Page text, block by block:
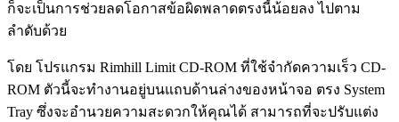
ก็จะเป็นการช่วยลดโอกาสข้อผิดพลาดตรงนี้น้อยลง ไปตาม
ลำดับด้วย
โดย โปรแกรม Rimhill Limit CD-ROM ที่ใช้จำกัดความเร็ว CD-
ROM ตัวนี้จะทำงานอยู่บนแถบด้านล่างของหน้าจอ ตรง System
Tray ซึ่งจะอำนวยความสะดวกให้คุณได้ สามารถที่จะปรับแต่ง